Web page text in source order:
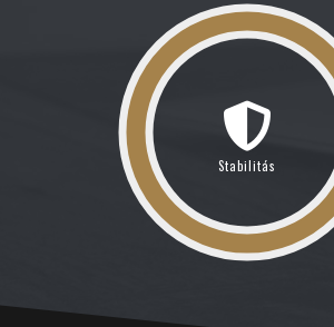
Stabilitás